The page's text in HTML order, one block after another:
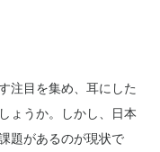
注目を集め、耳にした
ょうか。しかし、日本
題があるのが現状で